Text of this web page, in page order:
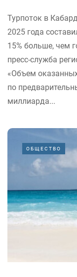
Турпоток в
2025 года
15% больше, чем
пресс-служба
«Объем
по
миллиарда...
ОБЩЕСТВО